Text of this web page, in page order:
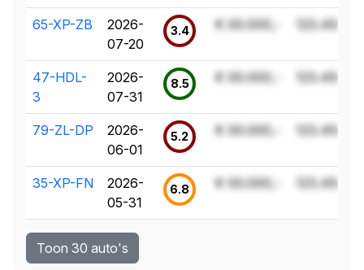
65-XP-ZB
2026-
07-20
3.4 € 00.000,- 123.456 km
47-HDL-
3
2026-
07-31
8.5 € 00.000,- 123.456 km
79-ZL-DP
2026-
06-01
5.2 € 00.000,- 123.456 km
35-XP-FN
2026-
05-31
6.8 € 00.000,- 123.456 km
Toon 30 auto's